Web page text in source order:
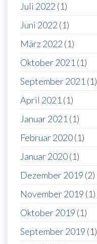
Juli 2022 (1)
Juni 2022 (1)
März 2022 (1)
Oktober 2021 (1)
September 2021 (1)
April 2021 (1)
Januar 2021 (1)
Februar 2020(1)
Januar 2020(1)
Dezember 2019 (2)
November 2019 (1)
Oktober 2019 (1)
September 2019 (1)